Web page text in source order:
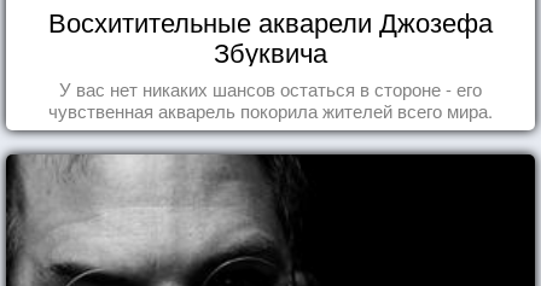
Восхитительные акварели Джозефа
Збуквича
У вас нет никаких шансов остаться в стороне - его
чувственная акварель покорила жителей всего мира.